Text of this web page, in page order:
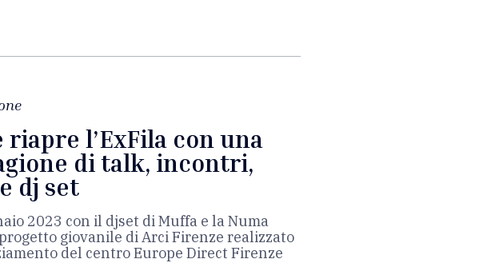
riapre l’ExFila con una
di talk, incontri,
dj set
2023 con il djset di Muffa e la Numa
giovanile di Arci Firenze realizzato
del centro Europe Direct Firenze